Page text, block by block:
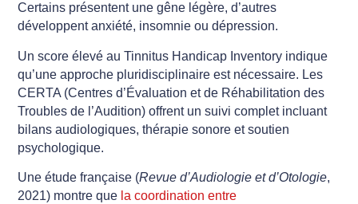
Certains présentent une gêne légère, d’autres
développent anxiété, insomnie ou dépression.
Un score élevé au Tinnitus Handicap Inventory indique
qu’une approche pluridisciplinaire est nécessaire. Les
CERTA (Centres d’Évaluation et de Réhabilitation des
Troubles de l’Audition) offrent un suivi complet incluant
bilans audiologiques, thérapie sonore et soutien
psychologique.
Une étude française (Revue d’Audiologie et d’Otologie,
2021) montre que la coordination entre